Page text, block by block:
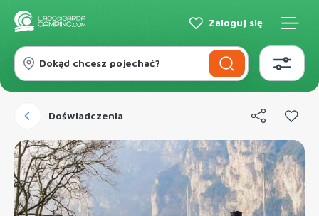
Zaloguj się
Dokąd chcesz pojechać?
Doświadczenia